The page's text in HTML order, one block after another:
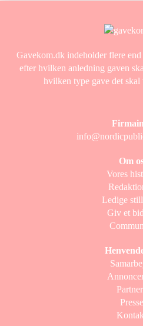
Gavekom.dk indeholder flere
efter hvilken anledning gaven
hvilken type gave det
Om
Vores
Ledige
Giv et
Presse